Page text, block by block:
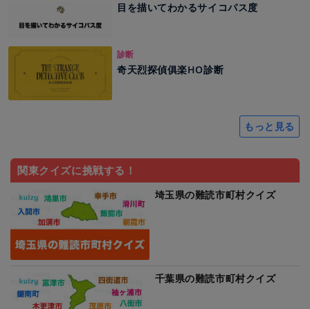
目を描いてわかるサイコパス度
診断
奇天烈探偵俱楽HO診断
もっと見る
関東クイズに挑戦する！
埼玉県の難読市町村クイズ
千葉県の難読市町村クイズ